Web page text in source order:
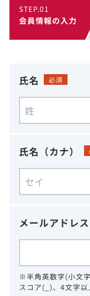
STEP.01
会員情報の入力
氏名 必須
氏名（カナ）
メールアドレス
※半角英数字(小文
スコア(_)、4文字